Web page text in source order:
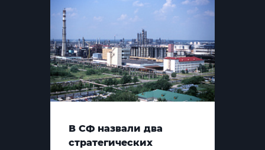
В СФ назвали два
стратегических